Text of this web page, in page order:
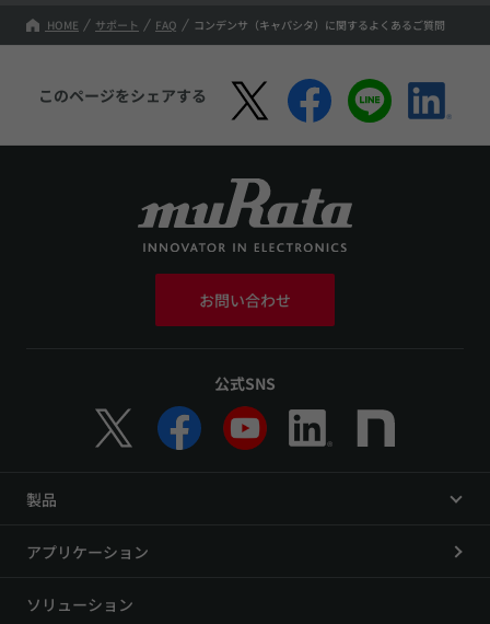
HOME サポート FAQ コンデンサ（キャパシタ）に関するよくあるご質問
このページをシェアする
お問い合わせ
公式SNS
製品
アプリケーション
ソリューション